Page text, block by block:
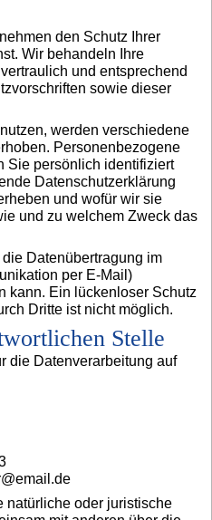
den Schutz Ihrer
Wir behandeln Ihre
und entsprechend
sowie dieser
werden verschiedene
Personenbezogene
Sie persönlich identifiziert
Datenschutzerklärung
und wofür wir sie
und zu welchem Zweck das
Datenübertragung im
per E-Mail)
kann. Ein lückenloser Schutz
Dritte ist nicht möglich.
Stelle
die Datenverarbeitung auf
natürliche oder juristische